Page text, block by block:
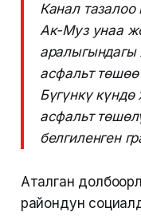
Канал
Ак-Муз унаа
асфальт
Бүгүнкү
асфальт
белгиленген
Аталган
райондун